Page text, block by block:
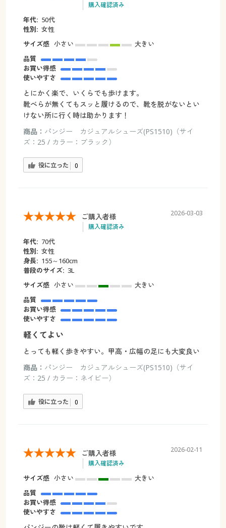
購入確認済み
年代: 50代
性別: 女性
サイズ感 小さい
大きい
品質
お買い得感
使いやすさ
とにかく楽で、いくらでも歩けます。
靴べらが無くてもスッと履けるので、靴を脱がないとい
けない所に行く時は助かります！
商品： パンジー カジュアルシューズ(PS1510)（サイ
ズ：25 / カラー：ブラック）
役に立った 0
ご購入者様
購入確認済み
2026-03-03
年代: 70代
性別: 女性
身長: 155～160cm
普段のサイズ: 3L
サイズ感 小さい
大きい
品質
お買い得感
使いやすさ
軽くてよい
とっても軽く歩きやすい。甲高・広幅の足にも大変良い
商品： パンジー カジュアルシューズ(PS1510)（サイ
ズ：25 / カラー：ネイビー）
役に立った 0
ご購入者様
購入確認済み
2026-02-11
サイズ感 小さい
大きい
品質
お買い得感
使いやすさ